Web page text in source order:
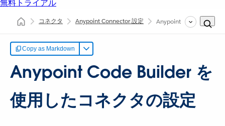
無料トライアル
コネクタ Anypoint Connector 設定 Anypoint Code Builder
Copy as Markdown
Anypoint Code Builder を
使用したコネクタの設定